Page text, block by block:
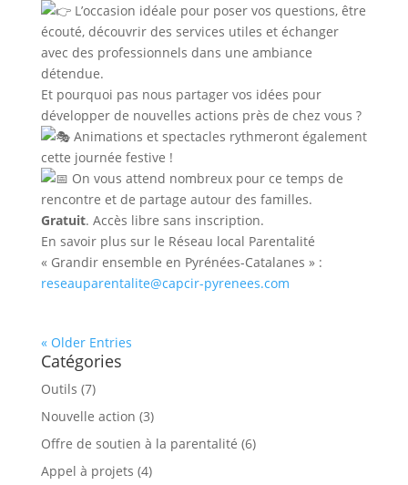
L’occasion idéale pour poser vos questions, être
écouté, découvrir des services utiles et échanger
avec des professionnels dans une ambiance
détendue.
Et pourquoi pas nous partager vos idées pour
développer de nouvelles actions près de chez vous ?
Animations et spectacles rythmeront également
cette journée festive !
On vous attend nombreux pour ce temps de
rencontre et de partage autour des familles.
Gratuit. Accès libre sans inscription.
En savoir plus sur le Réseau local Parentalité
« Grandir ensemble en Pyrénées-Catalanes » :
reseauparentalite@capcir-pyrenees.com
« Older Entries
Catégories
Outils (7)
Nouvelle action (3)
Offre de soutien à la parentalité (6)
Appel à projets (4)